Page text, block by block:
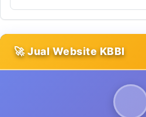
🚀 Jual Website KBBI